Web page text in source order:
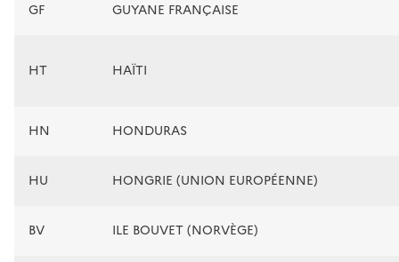
GF GUYANE FRANÇAISE
HT HAÏTI
HN HONDURAS
HU HONGRIE (UNION EUROPÉENNE)
BV ILE BOUVET (NORVÈGE)